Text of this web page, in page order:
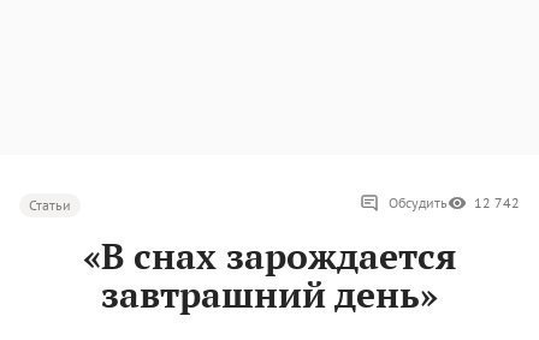
Статьи Обсудить 12 742
«В снах зарождается
завтрашний день»